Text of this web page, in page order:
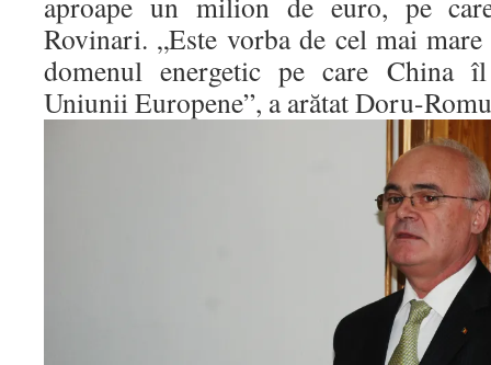
Rovinari. „Este vorba de cel mai
domenul energetic pe care China
Uniunii Europene”, a arătat Doru-